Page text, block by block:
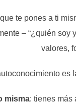
te pones a ti
– “¿quién soy
valores,
es
misma: tienes más